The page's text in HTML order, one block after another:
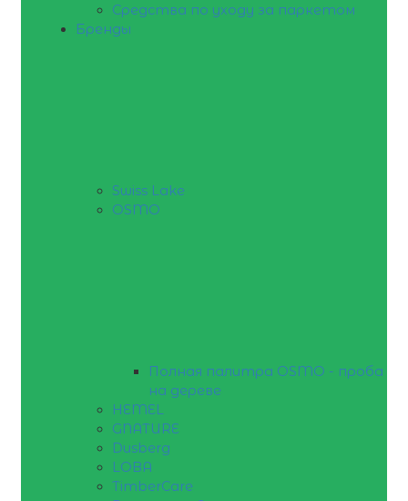
Средства по уходу за паркетом
Бренды
Swiss Lake
OSMO
Полная палитра OSMO - проба
на дереве
HEMEL
GNATURE
Dusberg
LOBA
TimberCare